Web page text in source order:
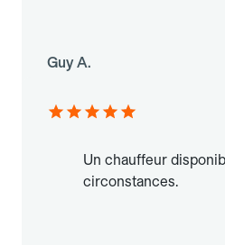
Guy A.
Un chauffeur
circonstances.